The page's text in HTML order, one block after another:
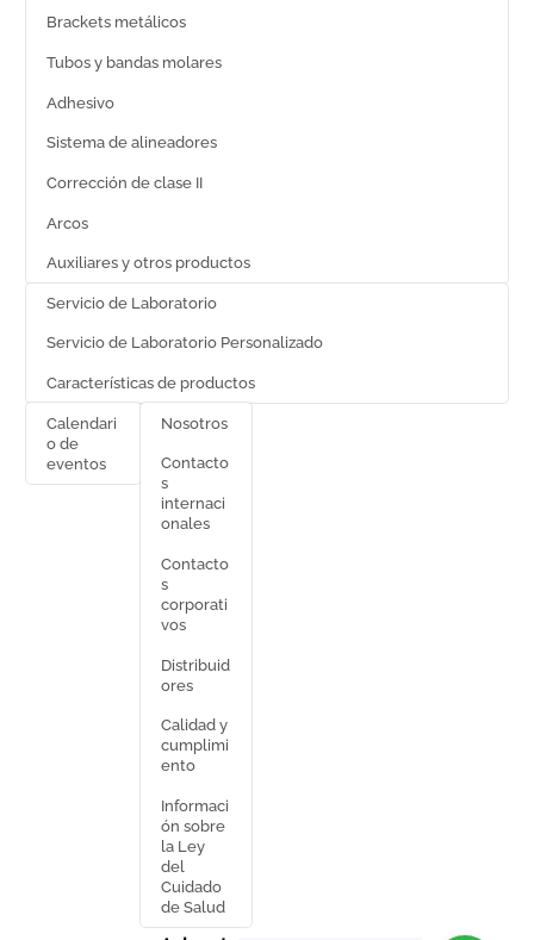
Brackets metálicos
Tubos y bandas molares
Adhesivo
Sistema de alineadores
Corrección de clase II
Arcos
Auxiliares y otros productos
Servicio de Laboratorio
Servicio de Laboratorio Personalizado
Características de productos
Calendari
o de
eventos
Nosotros
Contacto
s
internaci
onales
Contacto
s
corporati
vos
Distribuid
ores
Calidad y
cumplimi
ento
Informaci
ón sobre
la Ley
del
Cuidado
de Salud